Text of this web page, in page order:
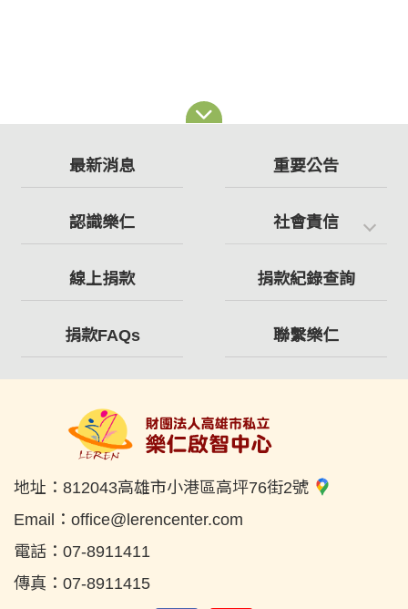
最新消息 重要公告
認識樂仁 社會責信
線上捐款 捐款紀錄查詢
捐款FAQs 聯繫樂仁
地址： 812043高雄市小港區高坪76街2號
Email： office@lerencenter.com
電話： 07-8911411
傳真： 07-8911415